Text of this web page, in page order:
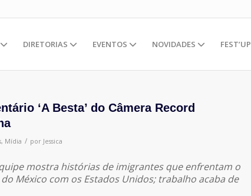
DIRETORIAS EVENTOS NOVIDADES FEST’UP
‘A Besta’ do Câmera Record
, Mídia / por Jessica
mostra histórias de imigrantes que enfrentam o
México com os Estados Unidos; trabalho acaba de